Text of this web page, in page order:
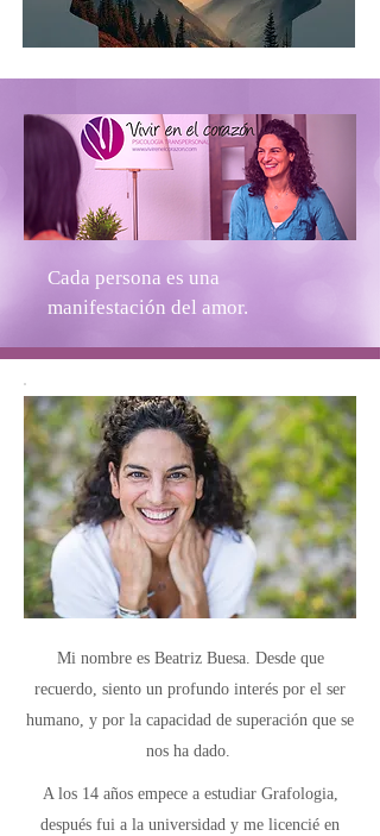
Cada persona es una
manifestación del amor.
Mi nombre es Beatriz Buesa. Desde que
recuerdo, siento un profundo interés por el ser
humano, y por la capacidad de superación que se
nos ha dado.
A los 14 años empece a estudiar Grafologia,
después fui a la universidad y me licencié en